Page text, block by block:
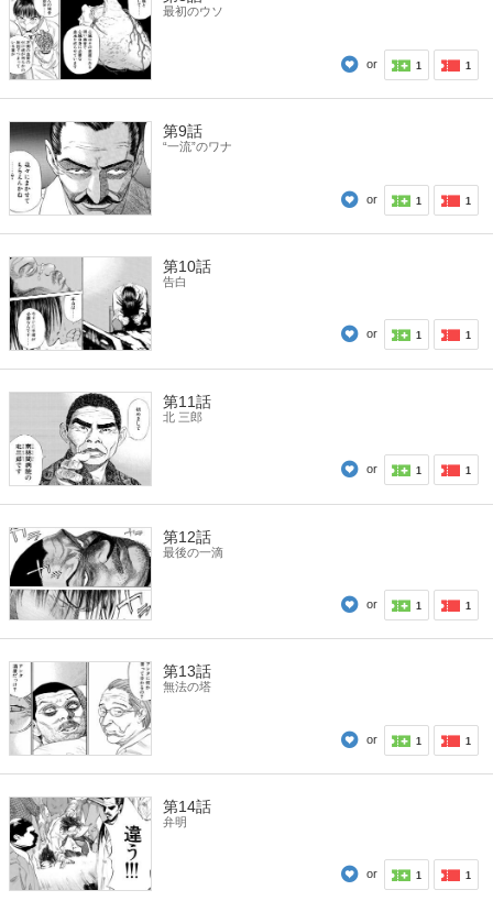
最初のウソ
or 1 1
第9話
“一流”のワナ
or 1 1
第10話
告白
or 1 1
第11話
北 三郎
or 1 1
第12話
最後の一滴
or 1 1
第13話
無法の塔
or 1 1
第14話
弁明
or 1 1